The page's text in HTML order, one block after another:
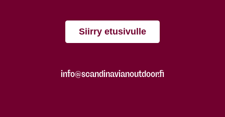
Siirry etusivulle
info@scandinavianoutdoor.fi